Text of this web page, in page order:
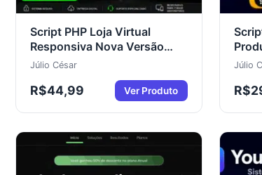
Script PHP Loja Virtual
Responsiva Nova Versão
com Código Fonte Incluso
Júlio César
R$44,99 Ver Produto
Júlio
R$